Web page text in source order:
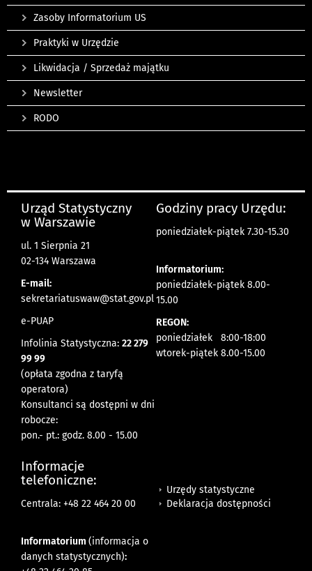
Zasoby Informatorium US
Praktyki w Urzędzie
Likwidacja / Sprzedaż majątku
Newsletter
RODO
Urząd Statystyczny
w Warszawie
ul. 1 Sierpnia 21
02-134 Warszawa
E-mail:
sekretariatuswaw@stat.gov.pl
e-PUAP
Infolinia Statystyczna: 22 279
99 99
(opłata zgodna z taryfą
operatora)
Konsultanci są dostępni w dni
robocze:
pon.- pt.: godz. 8.00 - 15.00
Godziny pracy Urzędu:
poniedziałek-piątek 7.30-15.30
Informatorium:
poniedziałek-piątek 8.00-
15.00
REGON:
poniedziałek 8:00-18:00
wtorek-piątek 8.00-15.00
Informacje
telefoniczne:
Centrala: +48 22 464 20 00
Informatorium (informacja o
danych statystycznych):
Urzędy statystyczne
Deklaracja dostępności